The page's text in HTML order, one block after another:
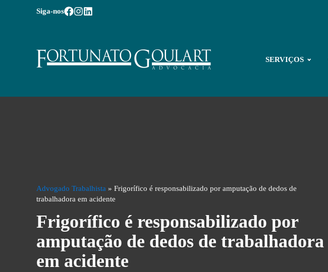
Siga-nos
SERVIÇOS
Advogado Trabalhista » Frigorífico é responsabilizado por amputação de dedos de
trabalhadora em acidente
Frigorífico é responsabilizado por
amputação de dedos de trabalhadora
em acidente